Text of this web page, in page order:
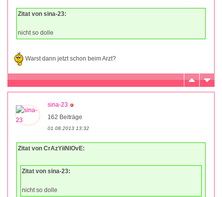
Zitat von sina-23:
nicht so dolle
Warst dann jetzt schon beim Arzt?
sina-23
162 Beiträge
01.08.2013 13:32
Zitat von CrAzYiiNlOvE:
Zitat von sina-23:
nicht so dolle